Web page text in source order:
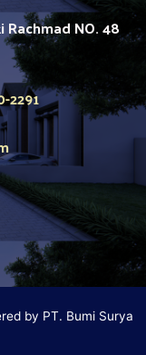
Rachmad NO. 48
2291
by PT. Bumi Surya